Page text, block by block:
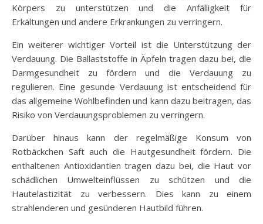
Körpers zu unterstützen und die Anfälligkeit für
Erkältungen und andere Erkrankungen zu verringern.
Ein weiterer wichtiger Vorteil ist die Unterstützung der
Verdauung. Die Ballaststoffe in Äpfeln tragen dazu bei, die
Darmgesundheit zu fördern und die Verdauung zu
regulieren. Eine gesunde Verdauung ist entscheidend für
das allgemeine Wohlbefinden und kann dazu beitragen, das
Risiko von Verdauungsproblemen zu verringern.
Darüber hinaus kann der regelmäßige Konsum von
Rotbäckchen Saft auch die Hautgesundheit fördern. Die
enthaltenen Antioxidantien tragen dazu bei, die Haut vor
schädlichen Umwelteinflüssen zu schützen und die
Hautelastizität zu verbessern. Dies kann zu einem
strahlenderen und gesünderen Hautbild führen.